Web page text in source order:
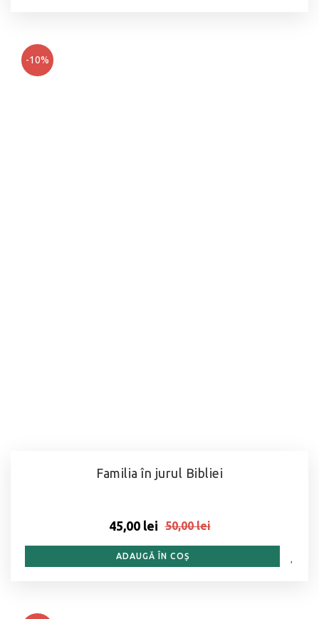
-10%
Familia în jurul Bibliei
45,00 lei 50,00 lei
ADAUGĂ ÎN COȘ